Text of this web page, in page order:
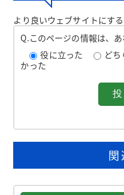
より良いウェブサイトにす
Q.このページの情報は、
役に立った
ど
かった